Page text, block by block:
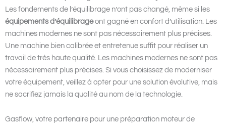
Les fondements de l’équilibrage n’ont pas changé, même si les
équipements d’équilibrageont gagné en confort d’utilisation. Les
machines modernes ne sont pas nécessairement plus précises.
Une machine bien calibrée et entretenue suffit pour réaliser un
travail de très haute qualité. Les machines modernes ne sont pas
nécessairement plus précises. Si vous choisissez de moderniser
votre équipement, veillez à opter pour une solution évolutive, mais
ne sacrifiez jamais la qualité au nom de la technologie.
Gasflow, votre partenaire pour une préparation moteur de